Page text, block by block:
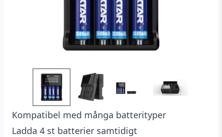
Kompatibel med många batterityper
Ladda 4 st batterier samtidigt